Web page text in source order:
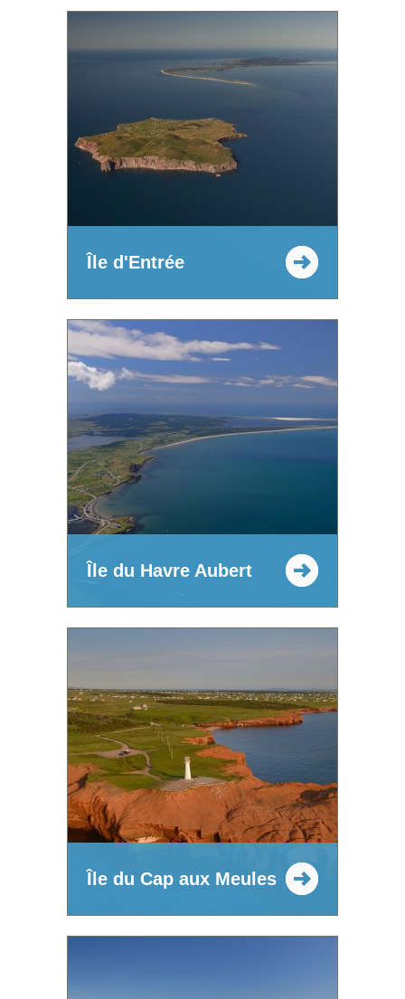
Île d'Entrée
Île du Havre Aubert
Île du Cap aux Meules